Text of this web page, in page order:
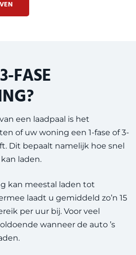
FASE
een laadpaal is het
of uw woning een 1-fase of 3-
Dit bepaalt namelijk hoe snel
laden.
kan meestal laden tot
laadt u gemiddeld zo’n 15
per uur bij. Voor veel
wanneer de auto ’s